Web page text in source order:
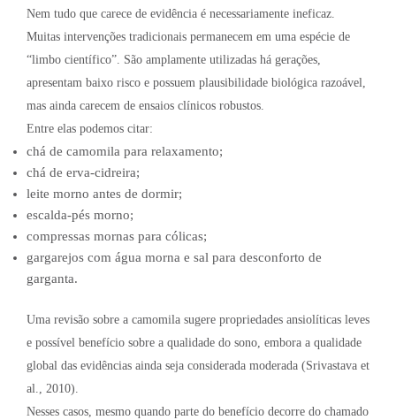
Nem tudo que carece de evidência é necessariamente ineficaz.
Muitas intervenções tradicionais permanecem em uma espécie de
“limbo científico”. São amplamente utilizadas há gerações,
apresentam baixo risco e possuem plausibilidade biológica razoável,
mas ainda carecem de ensaios clínicos robustos.
Entre elas podemos citar:
chá de camomila para relaxamento;
chá de erva-cidreira;
leite morno antes de dormir;
escalda-pés morno;
compressas mornas para cólicas;
gargarejos com água morna e sal para desconforto de
garganta.
Uma revisão sobre a camomila sugere propriedades ansiolíticas leves
e possível benefício sobre a qualidade do sono, embora a qualidade
global das evidências ainda seja considerada moderada (Srivastava et
al., 2010).
Nesses casos, mesmo quando parte do benefício decorre do chamado